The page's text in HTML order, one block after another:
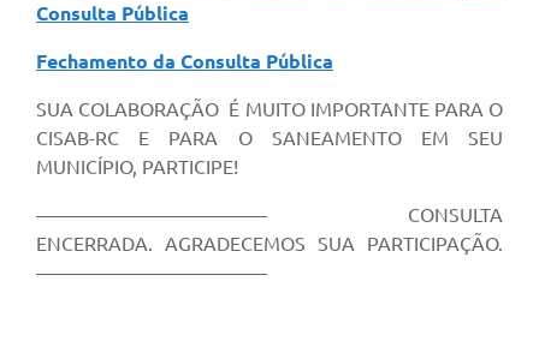
Consulta Pública
Fechamento da Consulta Pública
SUA COLABORAÇÃO É MUITO IMPORTANTE PARA O
CISAB-RC E PARA O SANEAMENTO EM SEU
MUNICÍPIO, PARTICIPE!
———————————— CONSULTA
ENCERRADA. AGRADECEMOS SUA PARTICIPAÇÃO.
————————————